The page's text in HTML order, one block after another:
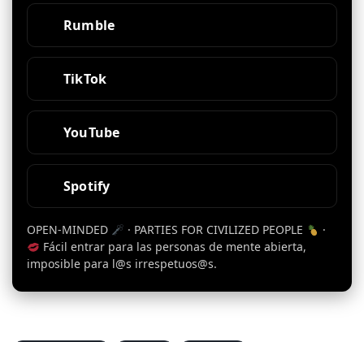
Rumble
TikTok
YouTube
Spotify
OPEN-MINDED · PARTIES FOR CIVILIZED PEOPLE
·
Fácil entrar para las personas de mente abierta,
imposible para l@s irrespetuos@s.